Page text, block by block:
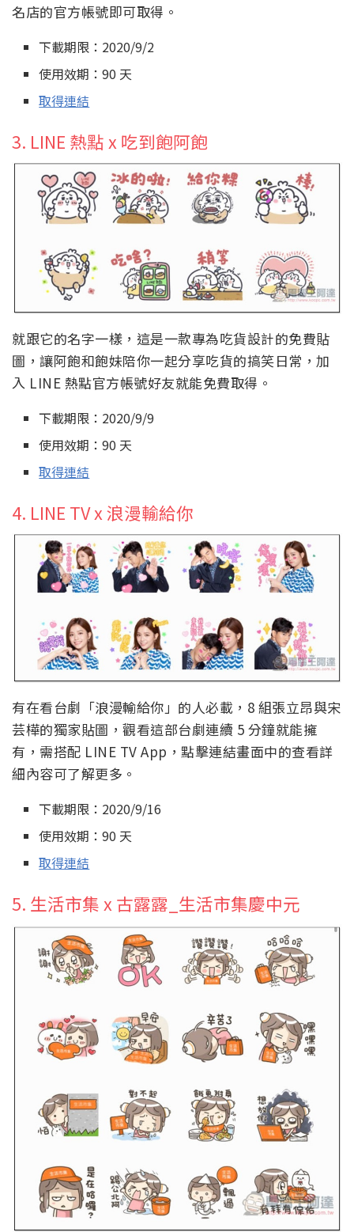
名店的官方帳號即可取得。
下載期限：2020/9/2
使用效期：90 天
取得連結
3. LINE 熱點 x 吃到飽阿飽
就跟它的名字一樣，這是一款專為吃貨設計的免費貼
圖，讓阿飽和飽妹陪你一起分享吃貨的搞笑日常，加
入 LINE 熱點官方帳號好友就能免費取得。
下載期限：2020/9/9
使用效期：90 天
取得連結
4. LINE TV x 浪漫輸給你
有在看台劇「浪漫輸給你」的人必載，8 組張立昂與宋
芸樺的獨家貼圖，觀看這部台劇連續 5 分鐘就能擁
有，需搭配 LINE TV App，點擊連結畫面中的查看詳
細內容可了解更多。
下載期限：2020/9/16
使用效期：90 天
取得連結
5. 生活市集 x 古露露_生活市集慶中元